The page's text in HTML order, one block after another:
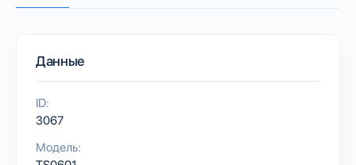
Данные
ID:
3067
Модель: